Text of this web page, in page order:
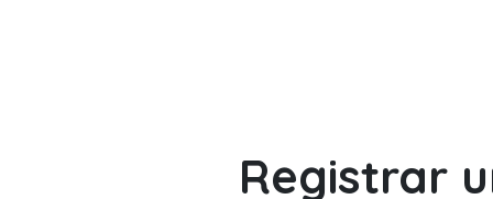
Registrar